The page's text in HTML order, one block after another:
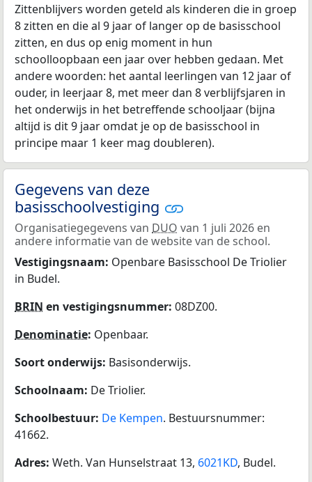
Zittenblijvers worden geteld als kinderen die in groep
8 zitten en die al 9 jaar of langer op de basisschool
zitten, en dus op enig moment in hun
schoolloopbaan een jaar over hebben gedaan. Met
andere woorden: het aantal leerlingen van 12 jaar of
ouder, in leerjaar 8, met meer dan 8 verblijfsjaren in
het onderwijs in het betreffende schooljaar (bijna
altijd is dit 9 jaar omdat je op de basisschool in
principe maar 1 keer mag doubleren).
Gegevens van deze
basisschoolvestiging
Organisatiegegevens van DUO van 1 juli 2026 en
andere informatie van de website van de school.
Vestigingsnaam: Openbare Basisschool De Triolier
in Budel.
BRIN en vestigingsnummer: 08DZ00.
Denominatie: Openbaar.
Soort onderwijs: Basisonderwijs.
Schoolnaam: De Triolier.
Schoolbestuur: De Kempen. Bestuursnummer:
41662.
Adres: Weth. Van Hunselstraat 13, 6021KD, Budel.